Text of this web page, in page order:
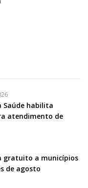
Saúde habilita
atendimento de
gratuito a municípios
de agosto